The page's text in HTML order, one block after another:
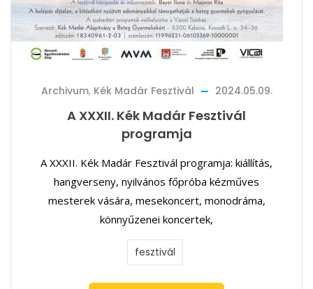
Archivum, Kék Madár Fesztivál 2024.05.09.
A XXXII. Kék Madár Fesztivál
programja
A XXXII. Kék Madár Fesztivál programja: kiállítás,
hangverseny, nyilvános főpróba kézműves
mesterek vására, mesekoncert, monodráma,
könnyűzenei koncertek,
fesztivál